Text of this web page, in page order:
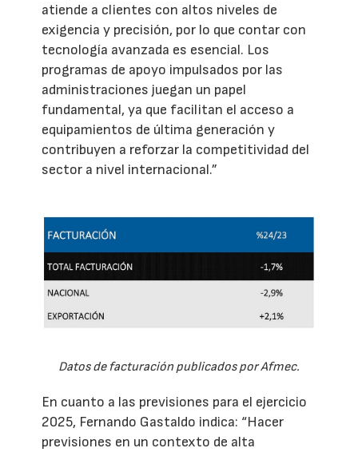
atiende a clientes con altos niveles de
exigencia y precisión, por lo que contar con
tecnología avanzada es esencial. Los
programas de apoyo impulsados por las
administraciones juegan un papel
fundamental, ya que facilitan el acceso a
equipamientos de última generación y
contribuyen a reforzar la competitividad del
sector a nivel internacional.”
Datos de facturación publicados por Afmec.
En cuanto a las previsiones para el ejercicio
2025, Fernando Gastaldo indica: “Hacer
previsiones en un contexto de alta